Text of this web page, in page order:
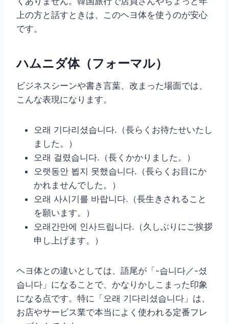
上の方と話すときは、このヘヨ体を使うのが安心
です。
ハムニダ体（フォーマル）
ビジネスシーンや書き言葉、改まった場面では、
こんな表現になります。
오래 기다리셨습니다.（長らくお待たせいたし
ました。）
오래 걸렸습니다.（長くかかりました。）
오랫동안 뵙지 못했습니다.（長らくお目にか
かれませんでした。）
오래 사시기를 바랍니다.（長生きされること
を願います。）
오래간만에 인사드립니다.（久しぶりにご挨拶
申し上げます。）
ヘヨ体との違いとしては、語尾が「-습니다／-셨
습니다」になることで、かなりかしこまった印象
になる点です。特に「오래 기다리셨습니다」は、
お店やサービス業で本当によく使われる定番フレ